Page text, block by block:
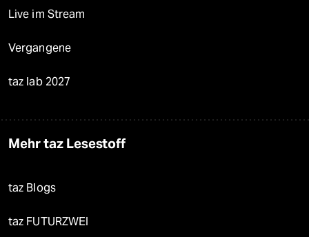
Live im Stream
Vergangene
taz lab 2027
Mehr taz Lesestoff
taz Blogs
taz FUTURZWEI